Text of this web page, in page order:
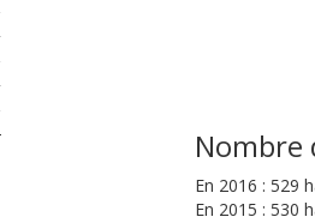
Nombre
En 2016 : 529
En 2015 : 530